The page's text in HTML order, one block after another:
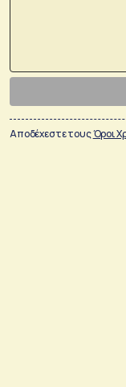
Αποδέχεστε τουςΌροι